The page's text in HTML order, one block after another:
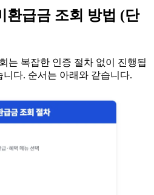
환급금 조회 방법 (단
는 복잡한 인증 절차 없이 진행됩
다. 순서는 아래와 같습니다.